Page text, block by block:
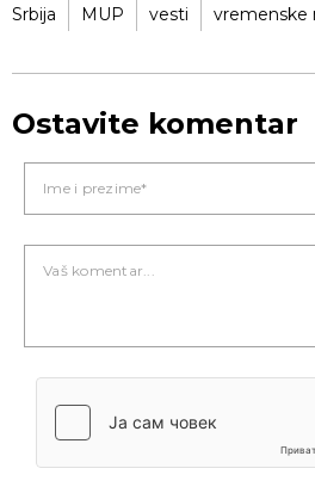
Srbija
MUP vesti vremenske
Ostavite komentar